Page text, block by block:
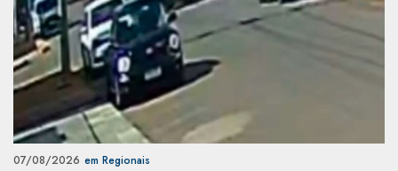
07/08/2026 em Regionais